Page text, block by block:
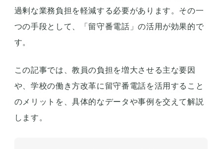
過剰な業務負担を軽減する必要があります。その一
つの手段として、「留守番電話」の活用が効果的で
す。
この記事では、教員の負担を増大させる主な要因
や、学校の働き方改革に留守番電話を活用すること
のメリットを、具体的なデータや事例を交えて解説
します。